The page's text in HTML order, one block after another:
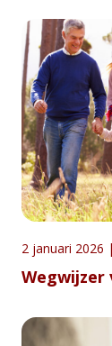
2 januari 2026 |
Wegwijzer